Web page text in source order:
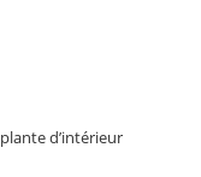
d’intérieur